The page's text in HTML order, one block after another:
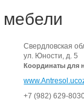
Свердловская
ул. Юности, д. 5
Координаты для
+7 (982) 629-